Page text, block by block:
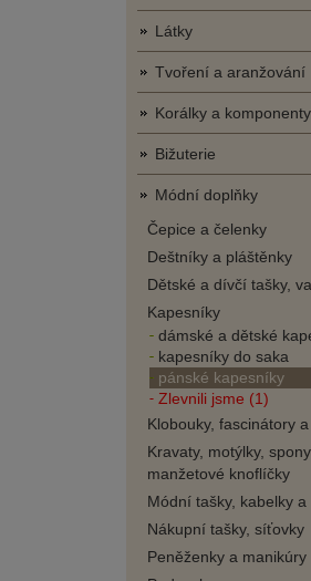
Látky
Tvoření a aranžování
Korálky a komponenty
Bižuterie
Módní doplňky
Čepice a čelenky
Deštníky a pláštěnky
Dětské a dívčí tašky,
Kapesníky
dámské a dětské
kapesníky do saka
pánské kapesníky
Zlevnili jsme (1)
Klobouky, fascinátory
Kravaty, motýlky,
manžetové knoflíčky
Módní tašky, kabelky a
Nákupní tašky, síťovky
Peněženky a manikúry